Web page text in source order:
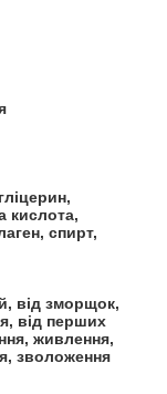
кислота,
спирт,
від зморщок,
від перших
живлення,
зволоження